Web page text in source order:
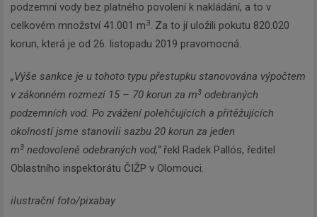
podzemní vody bez platného povolení k nakládání, a to v
celkovém množství 41.001 m3. Za to jí uložili pokutu 820.020
korun, která je od 26. listopadu 2019 pravomocná.
„Výše sankce je u tohoto typu přestupku stanovována výpočtem
v zákonném rozmezí 15 – 70 korun za m3 odebraných
podzemních vod. Po zvážení polehčujících a přitěžujících
okolností jsme stanovili sazbu 20 korun za jeden
m3 nedovoleně odebraných vod,“řekl Radek Pallós, ředitel
Oblastního inspektorátu ČIŽP v Olomouci.
ilustrační foto/pixabay